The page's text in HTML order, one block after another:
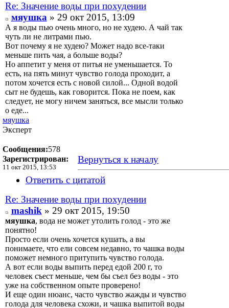
Re: Значение воды при похудении
мяушка » 29 окт 2015, 13:09
А я воды пью очень много, но не худею. А чай так
чуть ли не литрами пью.
Вот почему я не худею? Может надо все-таки
меньше пить чая, а больше воды?
Но аппетит у меня от питья не уменьшается. То
есть, на пять минут чувство голода проходит, а
потом хочется есть с новой силой... Одной водой
сыт не будешь, как говорится. Пока не поем, как
следует, не могу ничем заняться, все мысли только
о еде...
мяушка
Эксперт
Сообщения:578
Зарегистрирован:
11 окт 2015, 13:53
Вернуться к началу
Ответить с цитатой
Re: Значение воды при похудении
mashik » 29 окт 2015, 19:50
мяушка, вода не может утолить голод - это же
понятно!
Просто если очень хочется кушать, а вы
понимаете, что ели совсем недавно, то чашка воды
поможет немного притупить чувство голода.
А вот если воды выпить перед едой 200 г, то
человек съест меньше, чем бы съел без воды - это
уже на собственном опыте проверено!
И еще один нюанс, часто чувство жажды и чувство
голода для человека схожи, и чашка выпитой воды